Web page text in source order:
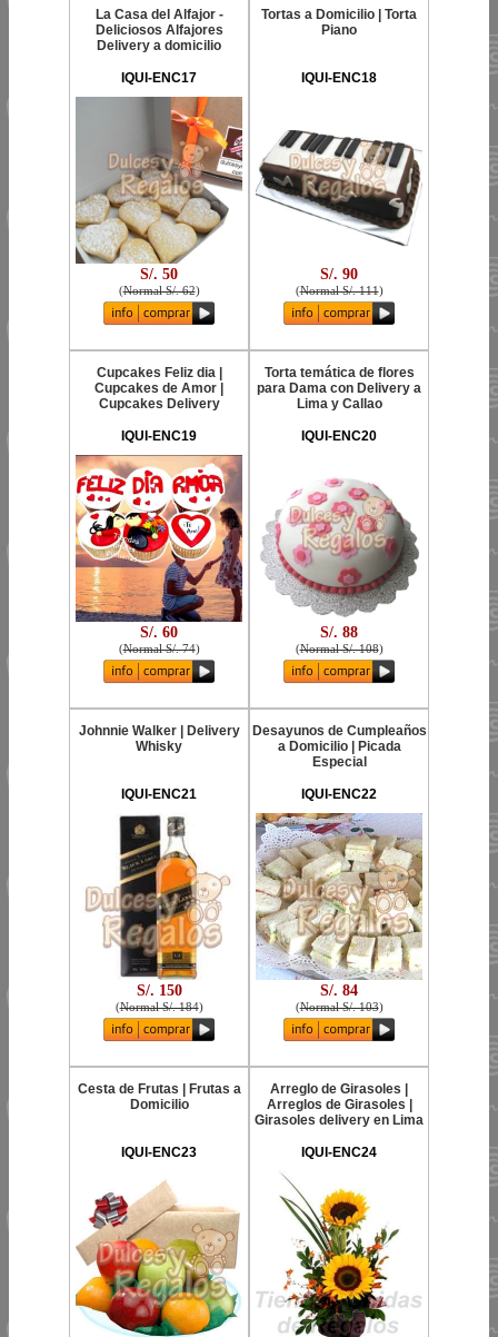
La Casa del Alfajor -
Deliciosos Alfajores
Delivery a domicilio
IQUI-ENC17
S/. 50
(Normal S/. 62)
Tortas a Domicilio | Torta
Piano
IQUI-ENC18
S/. 90
(Normal S/. 111)
Cupcakes Feliz dia |
Cupcakes de Amor |
Cupcakes Delivery
IQUI-ENC19
S/. 60
(Normal S/. 74)
Torta temática de flores
para Dama con Delivery a
Lima y Callao
IQUI-ENC20
S/. 88
(Normal S/. 108)
Johnnie Walker | Delivery
Whisky
IQUI-ENC21
S/. 150
(Normal S/. 184)
Desayunos de Cumpleaños
a Domicilio | Picada
Especial
IQUI-ENC22
S/. 84
(Normal S/. 103)
Cesta de Frutas | Frutas a
Domicilio
IQUI-ENC23
Arreglo de Girasoles |
Arreglos de Girasoles |
Girasoles delivery en Lima
IQUI-ENC24